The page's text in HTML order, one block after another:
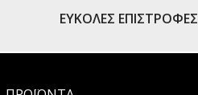
ΕΥΚΟΛΕΣ ΕΠΙΣΤΡΟΦΕΣ